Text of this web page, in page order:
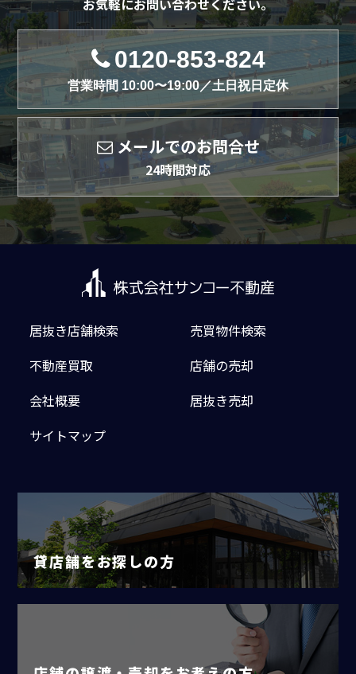
お気軽にお問い合わせください。
0120-853-824
営業時間 10:00〜19:00／土日祝日定休
メールでのお問合せ
24時間対応
居抜き店舗検索
売買物件検索
不動産買取
店舗の売却
会社概要
居抜き売却
サイトマップ
貸店舗をお探しの方